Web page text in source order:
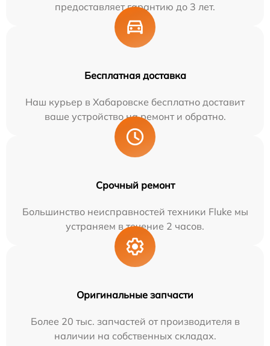
предоставляет гарантию до 3 лет.
Бесплатная доставка
Наш курьер в Хабаровске бесплатно доставит
ваше устройство на ремонт и обратно.
Срочный ремонт
Большинство неисправностей техники Fluke мы
устраняем в течение 2 часов.
Оригинальные запчасти
Более 20 тыс. запчастей от производителя в
наличии на собственных складах.